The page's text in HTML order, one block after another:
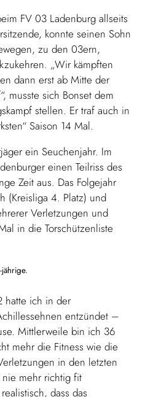
FV 03 Ladenburg allseits
konnte seinen Sohn
zu den 03ern,
„Wir kämpften
dann erst ab Mitte der
musste sich Bonset dem
stellen. Er traf auch in
Saison 14 Mal.
ein Seuchenjahr. Im
einen Teilriss des
Zeit aus. Das Folgejahr
(Kreisliga 4. Platz) und
Verletzungen und
in die Torschützenliste
jährige.
hatte ich in der
entzündet –
Mittlerweile bin ich 36
mehr die Fitness wie die
in den letzten
mehr richtig fit
dass das